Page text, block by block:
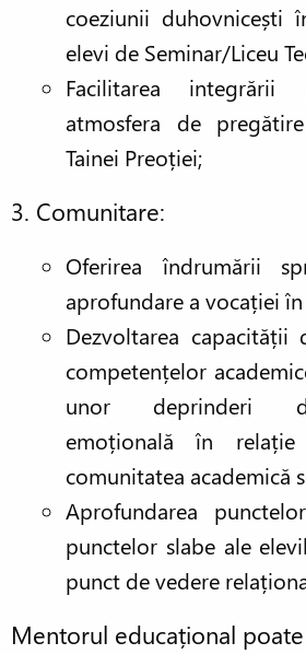
coeziunii duhovnicești
elevi de Seminar/Liceu
Facilitarea integrării
atmosfera de
Tainei Preoției;
3. Comunitare:
Oferirea îndrumării
aprofundare a vocației
Dezvoltarea capacității
competențelor
unor deprinderi
emoțională în
comunitatea academică
Aprofundarea
punctelor slabe ale
punct de vedere
Mentorul educațional